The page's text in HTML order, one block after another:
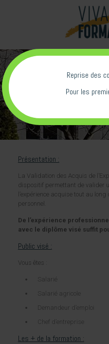
VAE (agri)
Présentation :
La Validation des Acquis de
dispositif permettant de valider
l’expérience acquise tout au
personnel.
De l’expérience
avec le diplôme visé suffit
Public visé :
Vous êtes :
Salarié
Salarié agricole
Demandeur d’emploi
Chef d’entreprise
Les + de la formation :
Reprise des
Pour les